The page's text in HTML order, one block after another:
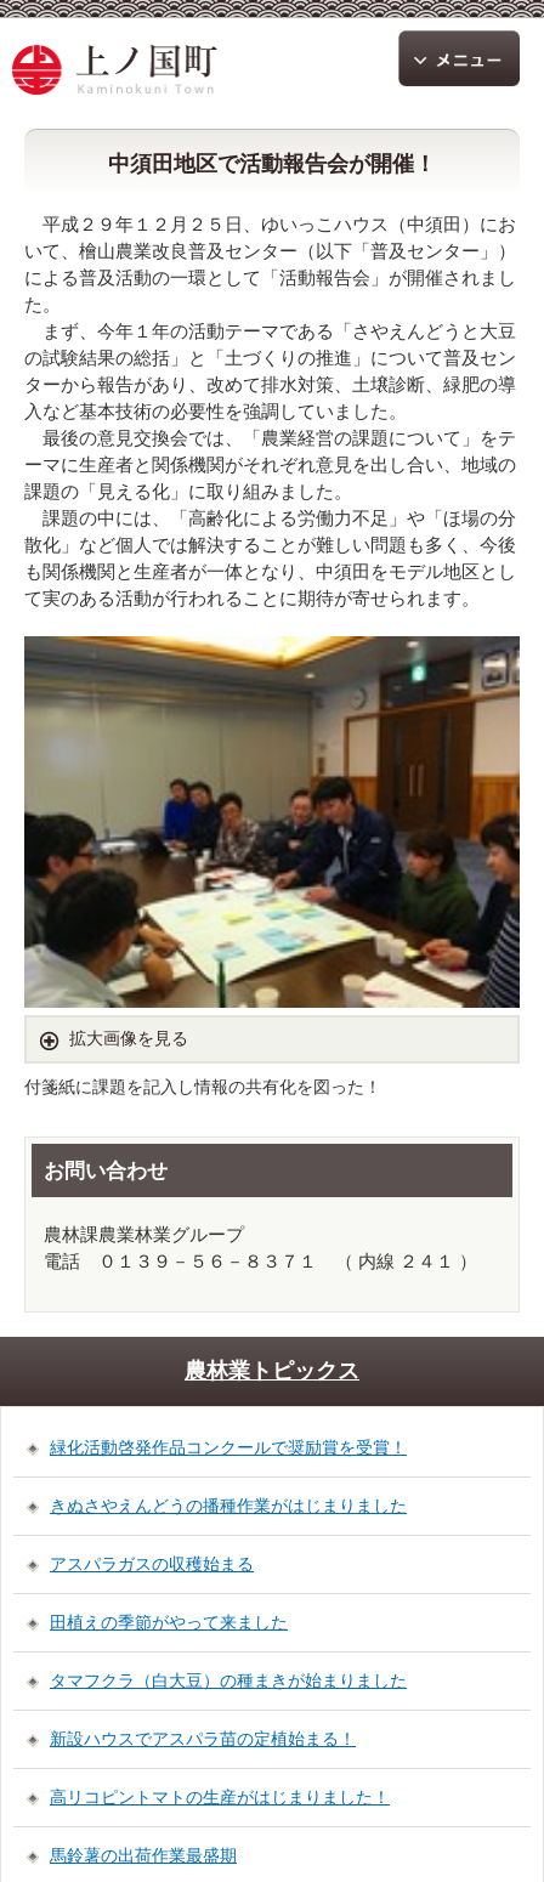
中須田地区で活動報告会が開催！
平成２９年１２月２５日、ゆいっこハウス（中須田）にお
いて、檜山農業改良普及センター（以下「普及センター」）
による普及活動の一環として「活動報告会」が開催されまし
た。
まず、今年１年の活動テーマである「さやえんどうと大豆
の試験結果の総括」と「土づくりの推進」について普及セン
ターから報告があり、改めて排水対策、土壌診断、緑肥の導
入など基本技術の必要性を強調していました。
最後の意見交換会では、「農業経営の課題について」をテ
ーマに生産者と関係機関がそれぞれ意見を出し合い、地域の
課題の「見える化」に取り組みました。
課題の中には、「高齢化による労働力不足」や「ほ場の分
散化」など個人では解決することが難しい問題も多く、今後
も関係機関と生産者が一体となり、中須田をモデル地区とし
て実のある活動が行われることに期待が寄せられます。
拡大画像を見る
付箋紙に課題を記入し情報の共有化を図った！
お問い合わせ
農林課農業林業グループ
電話 ０１３９－５６－８３７１ （ 内線 ２４１ ）
農林業トピックス
緑化活動啓発作品コンクールで奨励賞を受賞！
きぬさやえんどうの播種作業がはじまりました
アスパラガスの収穫始まる
田植えの季節がやって来ました
タマフクラ（白大豆）の種まきが始まりました
新設ハウスでアスパラ苗の定植始まる！
高リコピントマトの生産がはじまりました！
馬鈴薯の出荷作業最盛期